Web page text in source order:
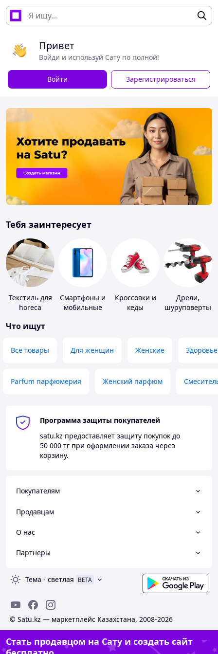
Привет
Войди и используй Сату по полной!
Войти Зарегистрироваться
Тебя заинтересует
Текстиль для
horeca
Смартфоны и
мобильные
Кроссовки и
кеды
Дрели,
шуруповерты
Что ищут
Все товары Для женщин Женские Здоровье
Parfum парфюмерия Женский парфюм
Программа защиты покупателей
satu.kz предоставляет защиту покупок до
50 000 тг при оформлении заказа через
корзину.
Покупателям
Продавцам
О нас
Партнеры
Тема - светлая BETA
© Satu.kz — маркетплейс Казахстана, 2008-2026
Стать продавцом на Сату и создать сайт